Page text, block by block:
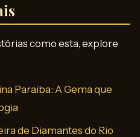
como esta, explore
Paraiba: A Gema que
de Diamantes do Rio